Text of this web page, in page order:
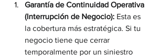
Garantía de Continuidad Operativa
(Interrupción de Negocio): Esta es
la cobertura más estratégica. Si tu
negocio tiene que cerrar
temporalmente por un siniestro